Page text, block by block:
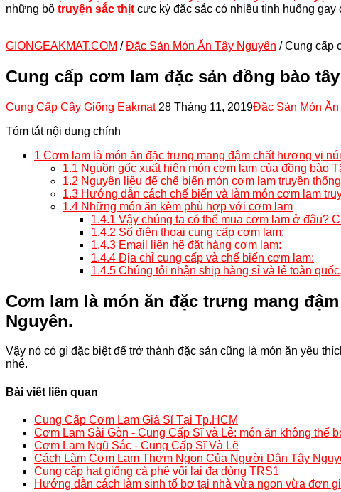
những bộ truyện sắc thịt cực kỳ đặc sắc có nhiều tình huống
GIONGEAKMAT.COM / Đặc Sản Món Ăn Tây Nguyên / Cung cấp
Cung cấp cơm lam đặc sản đồng bào
Cung Cấp Cây Giống Eakmat 28 Tháng 11, 2019Đặc Sản Món
Tóm tắt nội dung chính
1 Cơm lam là món ăn đặc trưng mang đậm chất hương vị
1.1 Nguồn gốc xuất hiện món cơm lam của đồng bào
1.2 Nguyên liệu để chế biến món cơm lam truyền thống
1.3 Hướng dẫn cách chế biến và làm món cơm lam
1.4 Những món ăn kèm phù hợp với cơm lam
1.4.1 Vậy chúng ta có thể mua cơm lam ở đâu?
1.4.2 Số điện thoại cung cấp cơm lam:
1.4.3 Email liên hệ đặt hàng cơm lam:
1.4.4 Địa chỉ cung cấp và chế biến cơm lam:
1.4.5 Chúng tôi nhận ship hàng sỉ và lẻ toàn
Cơm lam là món ăn đặc trưng mang
Nguyên.
Vậy nó có gì đặc biệt để trở thành đặc sản cũng là món ăn yêu
nhé.
Bài viết liên quan
Cung Cấp Cơm Lam Giá Sỉ Tại Tp.HCM
Cơm Lam Sài Gòn - Cung Cấp Sĩ và Lẻ: món ăn không thể
Cơm Lam Ngũ Sắc - Cung Cấp Sĩ Và Lẽ
Cách Làm Cơm Lam Thơm Ngon Của Người Dân Tây
Cung cấp hạt giống cà phê vối lai đa dòng TRS1
Hướng dẫn cách làm sinh tố bơ tại nhà vừa ngon vừa đơn